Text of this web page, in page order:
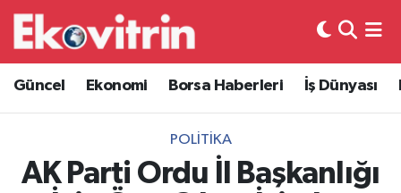
Güncel Ekonomi Borsa Haberleri İş Dünyası
POLITIKA
AK Parti Ordu İl Başkanlığı
Güncel
Ekonomi
Borsa Haberleri
Hava Durumu
Trafik Durumu
Süper Lig Puan Durumu ve Fikstür